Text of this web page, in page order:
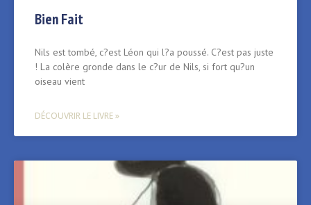
Bien Fait
Nils est tombé, c?est Léon qui l?a poussé. C?est pas juste
! La colère gronde dans le c?ur de Nils, si fort qu?un
oiseau vient
DÉCOUVRIR LE LIVRE »